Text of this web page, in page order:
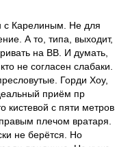
с Карелиным. Не для
А то, типа, выходит,
на ВВ. И думать,
не согласен слабаки.
Горди Хоу,
приём пр
кистевой с пяти метров
плечом вратаря.
не берётся. Но